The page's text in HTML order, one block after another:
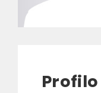
Profilo